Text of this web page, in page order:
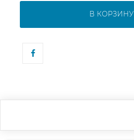
В КОРЗИНУ